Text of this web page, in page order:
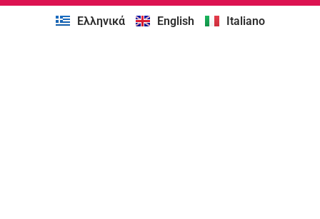
Ελληνικά English Italiano